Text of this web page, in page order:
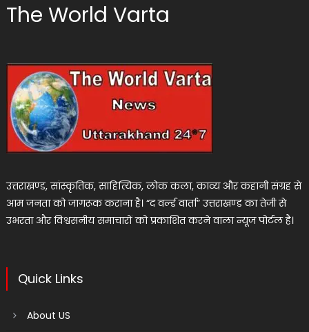
The World Varta
उत्तराखण्ड, सांस्कृतिक, साहित्यिक, लोक कला, काव्य और कहानी संग्रह से
आम जनता को जागरूक कराना है। “द वर्ल्ड वार्ता” उत्तराखण्ड का तेजी से
उभरता और विश्वसनीय समाचारों को प्रकाशित करने वाला न्यूज पोर्टल है।
Quick Links
About US